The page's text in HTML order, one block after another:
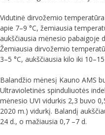
Vidutinė dirvožemio
apie 7–9 °C, žemiausia
aukščiausia mėnesio pabaigoje
Žemiausia dirvožemio
3–5 °C, aukščiausia kilo iki 10–15
Balandžio mėnesį Kauno AMS
Ultravioletinės spinduliuotės
mėnesio UVI vidurkis 2,3 buvo
2020 m.) vidurkį. Balandį
24 d., o mažiausia 0,7 –7 d.